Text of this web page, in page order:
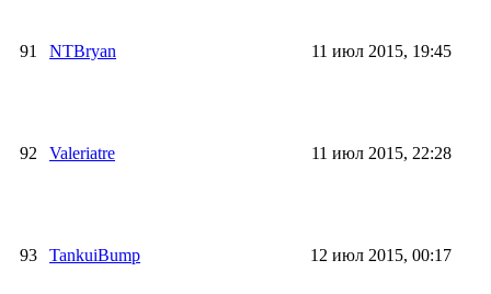
91 NTBryan 11 июл 2015, 19:45
92 Valeriatre 11 июл 2015, 22:28
93 TankuiBump 12 июл 2015, 00:17